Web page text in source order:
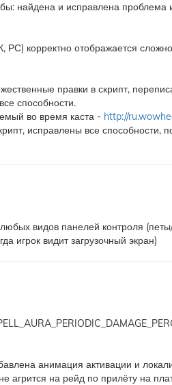
найдена и исправлена проблема
корректно отображается
правки в скрипт,
способности.
во время каста - http://
исправлены все способности,
видов панелей контроля
игрок видит загрузочный экран)
анимация активации и
агрится на рейд по прилёту на